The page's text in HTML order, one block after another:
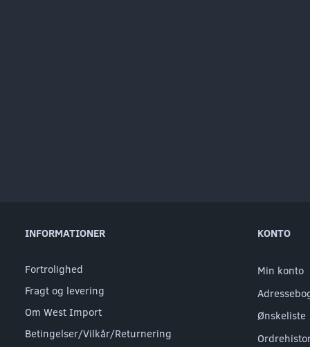
INFORMATIONER
Fortrolighed
Fragt og levering
Om West Import
Betingelser/Vilkår/Returnering
KONTO
Min konto
Ønskeliste